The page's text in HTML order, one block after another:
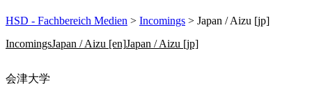
HSD - Fachbereich Medien > Incomings > Japan / Aizu [jp]
IncomingsJapan / Aizu [en]Japan / Aizu [jp]
​会津大学